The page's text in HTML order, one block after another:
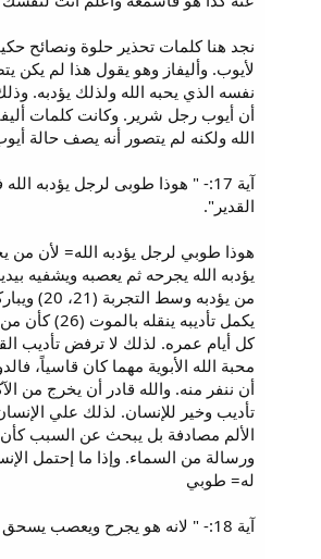
نجد هنا كلمات تحذير حلوة ونصائح
لأيوب. وأليفاز وهو يقول هذا لم يكن
نفسه الذي يحبه الله ولذلك يؤدبه.
أن أيوب رجل شرير. وكانت كلمات
الله ولكنه لم يتصور أنه يصف حالة
آية 17:- " هوذا طوبى لرجل يؤدبه
القدير".
هوذا طوبي لرجل يؤدبه الله= لأن من
يكمل تأديبه
كل أيام عمره. لذلك لا ترفض تأديب
محبة الله الأبوية مهما كان قاسياً،
أن ننفر منه. والله قادر أن يخرج من
تأديب وخير للإنسان. لذلك علي الإنسان
الألم مصادفة بل يبحث عن السبب
ورسالة من السماء. وإذا ما إحتمل
له= طوبي
آية 18:- " لانه هو يجرح ويعصب يسحق ويداه تشفيان".